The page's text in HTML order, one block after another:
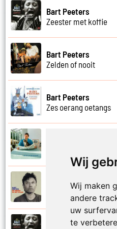
Wij
Wij maken
andere
uw
te
Bart Peeters
Zeester met koffie
Bart Peeters
Zelden of nooit
Bart Peeters
Zes oerang oetangs
Bart Peeters
Zo van die
Bart Peeters